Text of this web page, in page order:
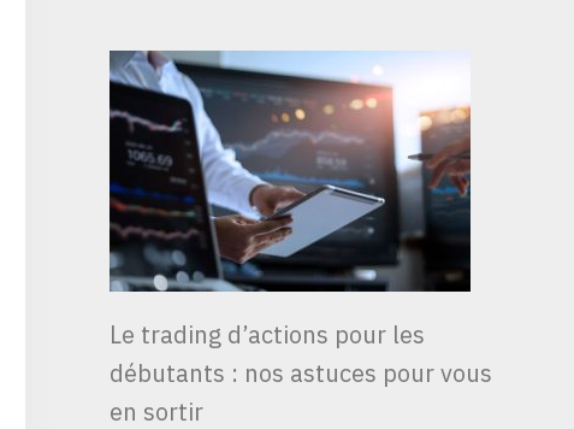
Le trading d’actions pour les
débutants : nos astuces pour vous
en sortir